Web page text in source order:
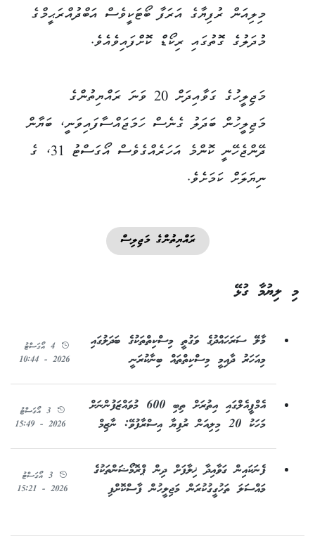
މިލިއަން ރުފިޔާގެ އަރަފާ ބޯޓަކީވެސް އަބްދުއްރަޙީމްގެ
މުދަލުގެ ގޮތުގައި ރިކޯޑް ކޮށްފައިވެއެވެ.
މަޖިލީހުގެ ގަވާއިދަށް 20 ވަނަ ރައްޔިތުންގެ
މަޖިލީހުން ބަދަލު ގެނެސް ހަމަޖައްސާފައިވަނީ، ބަޔާން
ދޭންޖެހޭނީ ކޮންމެ އަހަރެއްގެވެސް އޯގަސްޓު 31، ގެ
ނިޔަލަށް ކަމަށެވެ.
ރައްޔިތުންގެ މަޖިލިސް
މި ލިޔުމާ ގުޅޭ
މާލޭ ސަރަހައްދުގެ ވަގުތީ މިސްކިތްތަކުގެ ބަދަލުގައި
މިއަހަރު ދާއިމީ މިސްކިތްތައް ބިނާކުރަނީ
4 އޯގަސްޓު
2026 - 10:44
އެމްޕީއެލްގައި އިތުރަށް ތިބި 600 މުވައްޒަފުންނަށް
މަހަކު 20 މިލިއަން ރުފިޔާ އިސްރާފުވޭ: ނާޒިމް
3 އޯގަސްޓު
2026 - 15:49
ފެނަކައިން ގަވާއިދާ ޚިލާފަށް ދިން ޕްރޮމޯޝަންތަކުގެ
މައްސަލަ ތަހުގީގުކުރަން މަޖިލީހުން ފާސްކޮށްފި
3 އޯގަސްޓު
2026 - 15:21